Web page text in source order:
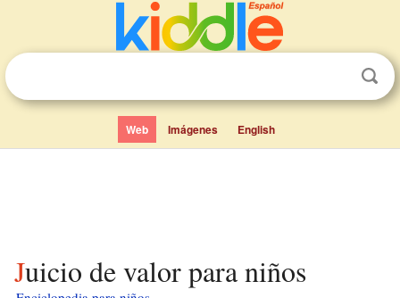
Web Imágenes English
Juicio de valor para niños